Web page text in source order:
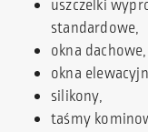
uszczelki
standardowe,
okna dachowe,
okna
silikony,
taśmy